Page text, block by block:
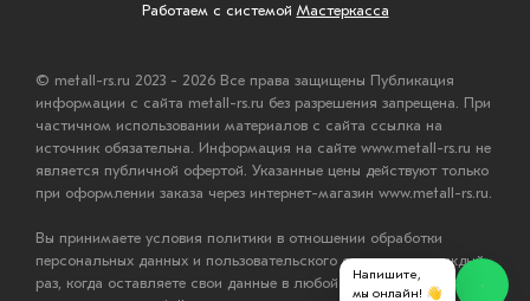
Работаем с системой Мастеркасса
© metall-rs.ru 2023 - 2026 Все права защищены Публикация
информации с сайта metall-rs.ru без разрешения запрещена. При
частичном использовании материалов с сайта ссылка на
источник обязательна. Информация на сайте www.metall-rs.ru не
является публичной офертой. Указанные цены действуют только
при оформлении заказа через интернет-магазин www.metall-rs.ru.
Вы принимаете условия политики в отношении обработки
персональных данных и пользовательского соглашения каждый
раз, когда оставляете свои данные в любой форме обратной
Напишите,
мы онлайн! 👋